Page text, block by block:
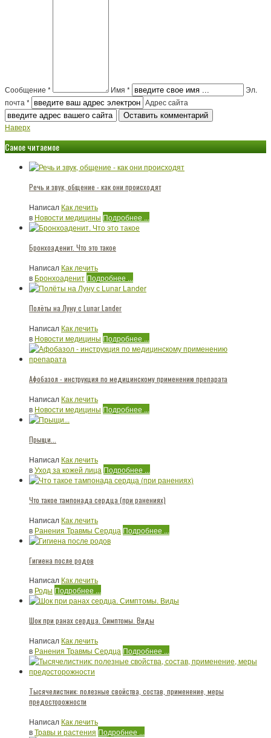
Сообщение * Имя *
Эл.
почта *
Адрес сайта
Наверх
Самое читаемое
Речь и звук, общение - как они происходят
Написал Как лечить
в Новости медицины Подробнее ...
Бронхоаденит. Что это такое
Написал Как лечить
в Бронхоаденит Подробнее ...
Полёты на Луну с Lunar Lander
Написал Как лечить
в Новости медицины Подробнее ...
Афобазол - инструкция по медицинскому применению препарата
Написал Как лечить
в Новости медицины Подробнее ...
Прыщи...
Написал Как лечить
вУход за кожей лица Подробнее ...
Что такое тампонада сердца (при ранениях)
Написал Как лечить
в Ранения Травмы Сердца Подробнее ...
Гигиена после родов
Написал Как лечить
в Роды Подробнее ...
Шок при ранах сердца. Симптомы. Виды
Написал Как лечить
в Ранения Травмы Сердца Подробнее ...
Тысячелистник: полезные свойства, состав, применение, меры
предосторожности
Написал Как лечить
вТравы и растения Подробнее ...